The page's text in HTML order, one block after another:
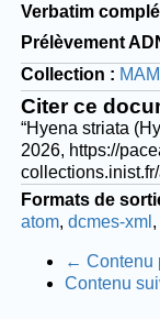
Verbatim
Prélèvement
Collection
Citer ce
“Hyena striata
2026, https://
Formats de
atom dcmes-xml
← Contenu
Contenu